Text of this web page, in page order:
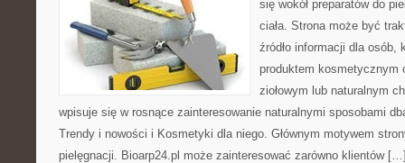
się wokół preparatów do
ciała. Strona może być
źródło informacji dla osób,
produktem kosmetycznym
ziołowym lub naturalnym
wpisuje się w rosnące zainteresowanie naturalnymi sposobami
Trendy i nowości i Kosmetyki dla niego. Głównym motywem
pielęgnacji. Bioarp24.pl może zainteresować zarówno klientów